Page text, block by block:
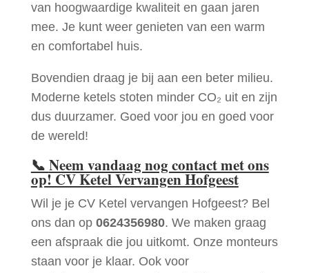
van hoogwaardige kwaliteit en gaan jaren
mee. Je kunt weer genieten van een warm
en comfortabel huis.
Bovendien draag je bij aan een beter milieu.
Moderne ketels stoten minder CO₂ uit en zijn
dus duurzamer. Goed voor jou en goed voor
de wereld!
📞 Neem vandaag nog contact met ons
op! CV Ketel Vervangen Hofgeest
Wil je je CV Ketel vervangen Hofgeest? Bel
ons dan op 0624356980. We maken graag
een afspraak die jou uitkomt. Onze monteurs
staan voor je klaar. Ook voor